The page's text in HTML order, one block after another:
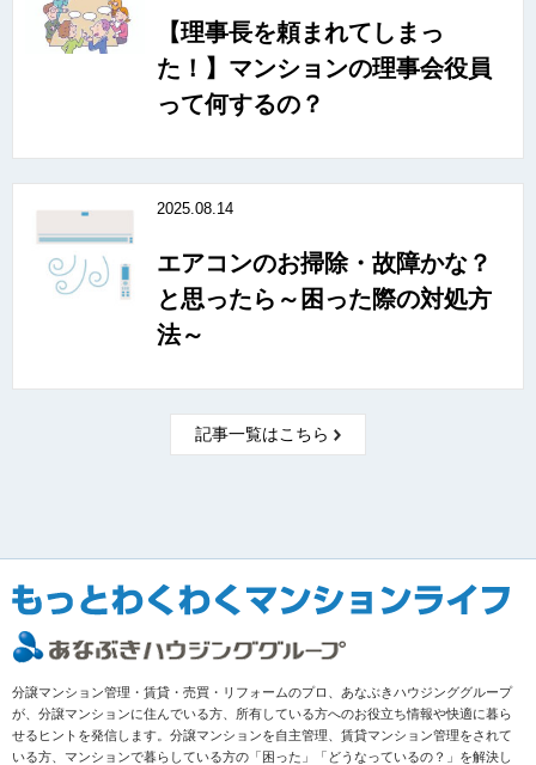
【理事長を頼まれてしまっ
た！】マンションの理事会役員
って何するの？
2025.08.14
エアコンのお掃除・故障かな？
と思ったら～困った際の対処方
法～
記事一覧はこちら
分譲マンション管理・賃貸・売買・リフォームのプロ、あなぶきハウジンググループ
が、分譲マンションに住んでいる方、所有している方へのお役立ち情報や快適に暮ら
せるヒントを発信します。分譲マンションを自主管理、賃貸マンション管理をされて
いる方、マンションで暮らしている方の「困った」「どうなっているの？」を解決し